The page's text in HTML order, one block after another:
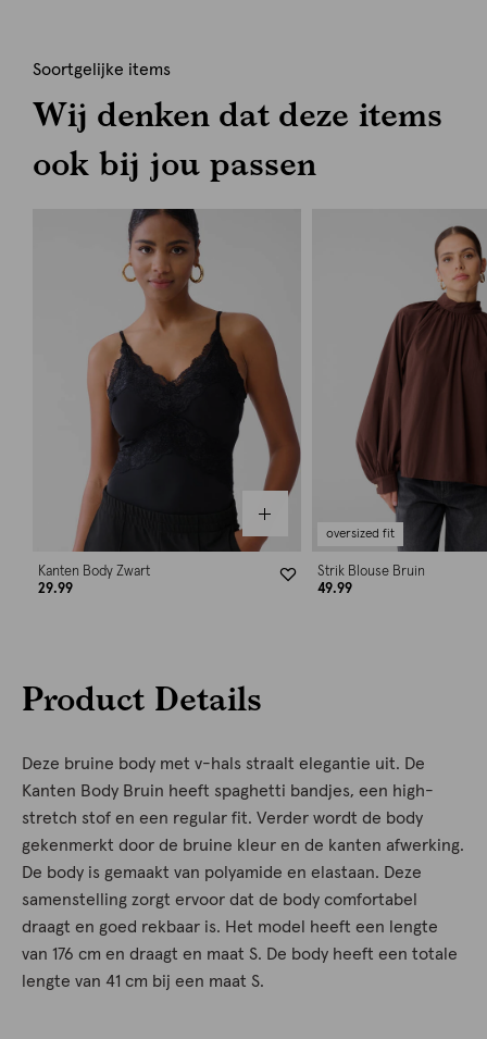
Soortgelijke items
Wij denken dat deze items
ook bij jou passen
Kanten Body Zwart
29.99
oversized fit
Strik Blouse Bruin
49.99
Product Details
Deze bruine body met v-hals straalt elegantie uit. De
Kanten Body Bruin heeft spaghetti bandjes, een high-
stretch stof en een regular fit. Verder wordt de body
gekenmerkt door de bruine kleur en de kanten afwerking.
De body is gemaakt van polyamide en elastaan. Deze
samenstelling zorgt ervoor dat de body comfortabel
draagt en goed rekbaar is. Het model heeft een lengte
van 176 cm en draagt en maat S. De body heeft een totale
lengte van 41 cm bij een maat S.